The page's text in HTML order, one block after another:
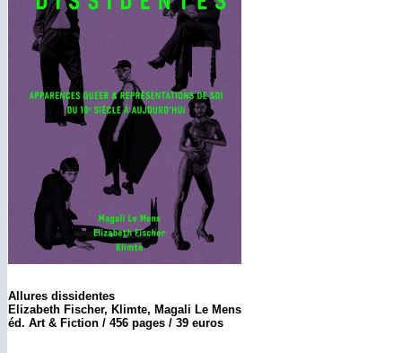
Allures dissidentes
Elizabeth Fischer, Klimte, Magali Le Mens
éd. Art & Fiction / 456 pages / 39 euros